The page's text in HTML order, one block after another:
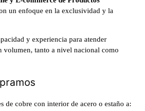
un enfoque en la exclusividad y la
y experiencia para atender
volumen, tanto a nivel nacional como
de cobre con interior de acero o estaño a: